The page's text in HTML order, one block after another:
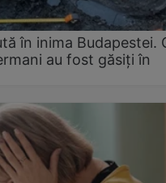
în inima Budapestei.
au fost găsiți în